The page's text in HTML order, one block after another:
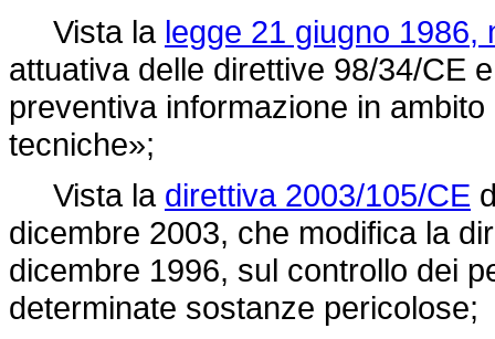
Vista la legge 21 giugno 1986,
attuativa delle direttive 98/34/CE
preventiva informazione in
tecniche»;
Vista la direttiva 2003/105/CE
dicembre 2003, che modifica la
dicembre 1996, sul controllo dei
determinate sostanze pericolose;